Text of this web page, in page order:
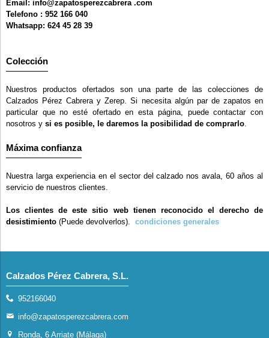
Email: info@zapatosperezcabrera .com
Telefono : 952 166 040
Whatsapp: 624 45 28 39
Colección
Nuestros productos ofertados son una parte de las colecciones de
Calzados Pérez Cabrera y Zerep. Si necesita algún par de zapatos en
particular que no esté ofertado en esta página, puede contactar con
nosotros y si es posible, le daremos la posibilidad de comprarlo.
Máxima confianza
Nuestra larga experiencia en el sector del calzado nos avala, 60 años al
servicio de nuestros clientes.
Los clientes de este sitio web tienen reconocido el derecho de
desistimiento (Puede devolverlos). condiciones generales
Calzados Pérez Cabrera, S.L.
952166040
info@zapatosperezcabrera.com
Ronda, 6 Arriate (Málaga)